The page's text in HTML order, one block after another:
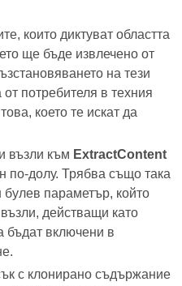
които диктуват областта
ще бъде извлечено от
на тези
потребителя в техния
което те искат да
възли към ExtractContent
по-долу. Трябва също така
параметър, който
действащи като
бъдат включени в
с клонирано съдържание